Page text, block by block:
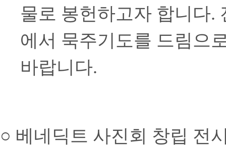
물로 봉헌하고자 합니다.
에서 묵주기도를 드림으
바랍니다.
○ 베네딕트 사진회 창립 전